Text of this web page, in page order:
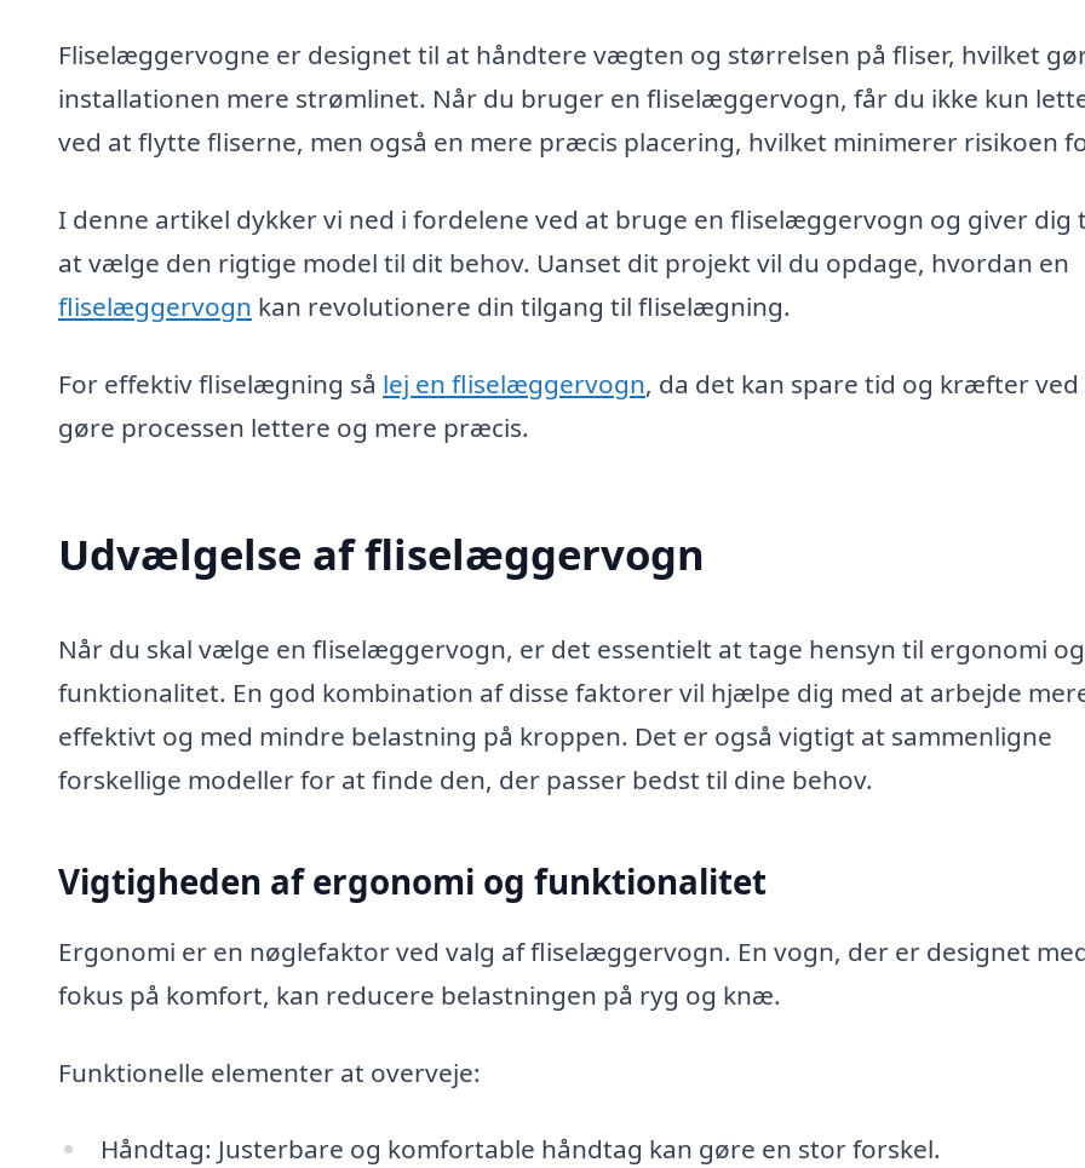
Fliselæggervogne er designet til at håndtere vægten og størrelsen på fliser, hvilket
installationen mere strømlinet. Når du bruger en fliselæggervogn, får du ikke kun
ved at flytte fliserne, men også en mere præcis placering, hvilket minimerer risikoen
I denne artikel dykker vi ned i fordelene ved at bruge en fliselæggervogn og giver dig
at vælge den rigtige model til dit behov. Uanset dit projekt vil du opdage, hvordan en
fliselæggervogn kan revolutionere din tilgang til fliselægning.
For effektiv fliselægning så lej en fliselæggervogn, da det kan spare tid og kræfter
gøre processen lettere og mere præcis.
Udvælgelse af fliselæggervogn
Når du skal vælge en fliselæggervogn, er det essentielt at tage hensyn til ergonomi og
funktionalitet. En god kombination af disse faktorer vil hjælpe dig med at arbejde
effektivt og med mindre belastning på kroppen. Det er også vigtigt at sammenligne
forskellige modeller for at finde den, der passer bedst til dine behov.
Vigtigheden af ergonomi og funktionalitet
Ergonomi er en nøglefaktor ved valg af fliselæggervogn. En vogn, der er designet
fokus på komfort, kan reducere belastningen på ryg og knæ.
Funktionelle elementer at overveje:
Håndtag: Justerbare og komfortable håndtag kan gøre en stor forskel.